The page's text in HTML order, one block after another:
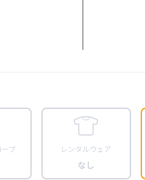
ブ レンタルウェア
なし